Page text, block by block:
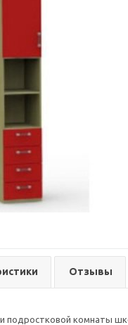
Отзывы
подростковой комнаты